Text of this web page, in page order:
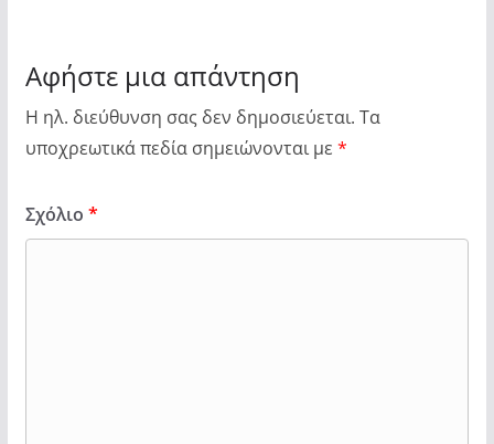
Αφήστε μια απάντηση
Η ηλ. διεύθυνση σας δεν δημοσιεύεται. Τα
υποχρεωτικά πεδία σημειώνονται με *
Σχόλιο *